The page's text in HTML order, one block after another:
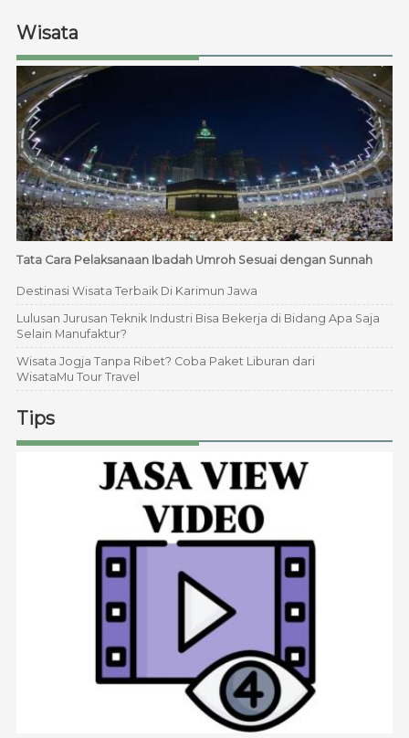
Wisata
Tata Cara Pelaksanaan Ibadah Umroh Sesuai dengan Sunnah
Destinasi Wisata Terbaik Di Karimun Jawa
Lulusan Jurusan Teknik Industri Bisa Bekerja di Bidang Apa Saja
Selain Manufaktur?
Wisata Jogja Tanpa Ribet? Coba Paket Liburan dari
WisataMu Tour Travel
Tips